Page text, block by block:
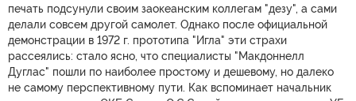
печать подсунули своим заокеанским коллегам "дезу", а сами
делали совсем другой самолет. Однако после официальной
демонстрации в 1972 г. прототипа "Игла" эти страхи
рассеялись: стало ясно, что специалисты "Макдоннелл
Дуглас" пошли по наиболее простому и дешевому, но далеко
не самому перспективному пути. Как вспоминает начальник